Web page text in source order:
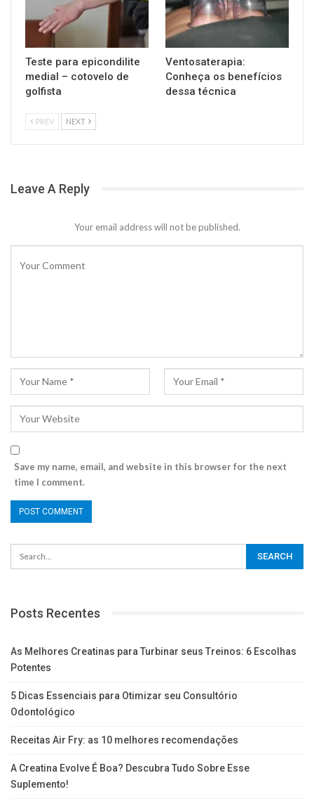
Teste para epicondilite
medial – cotovelo de
golfista
Ventosaterapia:
Conheça os benefícios
dessa técnica
PREV NEXT
Leave A Reply
Your email address will not be published.
Save my name, email, and website in this browser for the next
time I comment.
Posts Recentes
As Melhores Creatinas para Turbinar seus Treinos: 6 Escolhas
Potentes
5 Dicas Essenciais para Otimizar seu Consultório
Odontológico
Receitas Air Fry: as 10 melhores recomendações
A Creatina Evolve É Boa? Descubra Tudo Sobre Esse
Suplemento!